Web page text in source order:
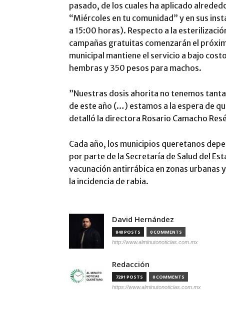
pasado, de los cuales ha aplicado
“Miércoles en tu comunidad” y en sus
a 15:00 horas). Respecto a la
campañas gratuitas comenzarán el
municipal mantiene el servicio a bajo
hembras y 350 pesos para machos.
​”Nuestras dosis ahorita no tenemos
de este año (…) estamos a la espera de
detalló la directora Rosario Camacho
​Cada año, los municipios queretanos
por parte de la Secretaría de Salud del
vacunación antirrábica en zonas urbanas
la incidencia de rabia.
David Hernández
840 POSTS 0 COMMENTS
http://www.alminutonoticias.com.mx
Redacción
7291 POSTS 0 COMMENTS
https://www.alminutonoticias.com.mx